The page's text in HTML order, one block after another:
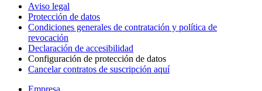
Aviso legal
Protección de datos
Condiciones generales de contratación y política de
revocación
Declaración de accesibilidad
Configuración de protección de datos
Cancelar contratos de suscripción aquí
Empresa